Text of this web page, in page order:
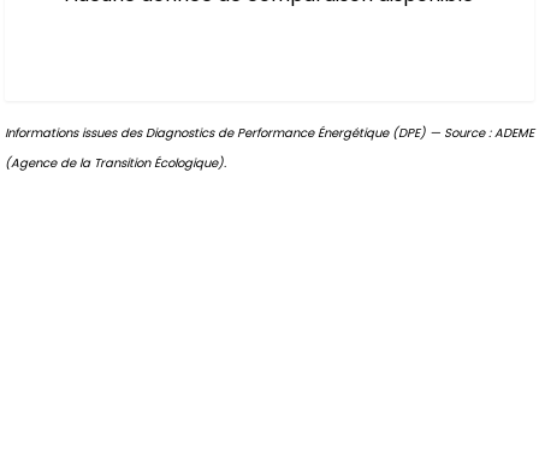
Informations issues des Diagnostics de Performance Énergétique (DPE) — Source : ADEME
(Agence de la Transition Écologique).